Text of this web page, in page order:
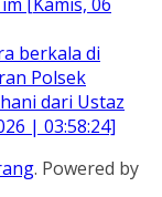
berkala di
Polsek
dari Ustaz
| 03:58:24]
. Powered by